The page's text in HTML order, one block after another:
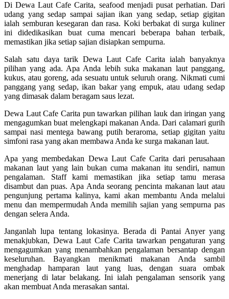
Di Dewa Laut Cafe Carita, seafood menjadi pusat perhatian. Dari
udang yang sedap sampai sajian ikan yang sedap, setiap gigitan
ialah semburan kesegaran dan rasa. Koki berbakat di surga kuliner
ini didedikasikan buat cuma mencari beberapa bahan terbaik,
memastikan jika setiap sajian disiapkan sempurna.
Salah satu daya tarik Dewa Laut Cafe Carita ialah banyaknya
pilihan yang ada. Apa Anda lebih suka makanan laut panggang,
kukus, atau goreng, ada sesuatu untuk seluruh orang. Nikmati cumi
panggang yang sedap, ikan bakar yang empuk, atau udang sedap
yang dimasak dalam beragam saus lezat.
Dewa Laut Cafe Carita pun tawarkan pilihan lauk dan iringan yang
mengagumkan buat melengkapi makanan Anda. Dari calamari gurih
sampai nasi mentega bawang putih beraroma, setiap gigitan yaitu
simfoni rasa yang akan membawa Anda ke surga makanan laut.
Apa yang membedakan Dewa Laut Cafe Carita dari perusahaan
makanan laut yang lain bukan cuma makanan itu sendiri, namun
pengalaman. Staff kami memastikan jika setiap tamu merasa
disambut dan puas. Apa Anda seorang pencinta makanan laut atau
pengunjung pertama kalinya, kami akan membantu Anda melalui
menu dan mempermudah Anda memilih sajian yang sempurna pas
dengan selera Anda.
Janganlah lupa tentang lokasinya. Berada di Pantai Anyer yang
menakjubkan, Dewa Laut Cafe Carita tawarkan pengaturan yang
mengagumkan yang menambahkan pengalaman bersantap dengan
keseluruhan. Bayangkan menikmati makanan Anda sambil
menghadap hamparan laut yang luas, dengan suara ombak
menerjang di latar belakang. Ini ialah pengalaman sensorik yang
akan membuat Anda merasakan santai.